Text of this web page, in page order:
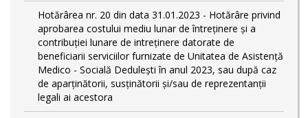
Hotărârea nr. 20 din data 31.01.2023 - Hotărâre privind
aprobarea costului mediu lunar de întreţinere şi a
contribuţiei lunare de intreţinere datorate de
beneficiarii serviciilor furnizate de Unitatea de Asistenţă
Medico - Socială Deduleşti în anul 2023, sau după caz
de aparţinătorii, susţinătorii şi/sau de reprezentanţii
legali ai acestora